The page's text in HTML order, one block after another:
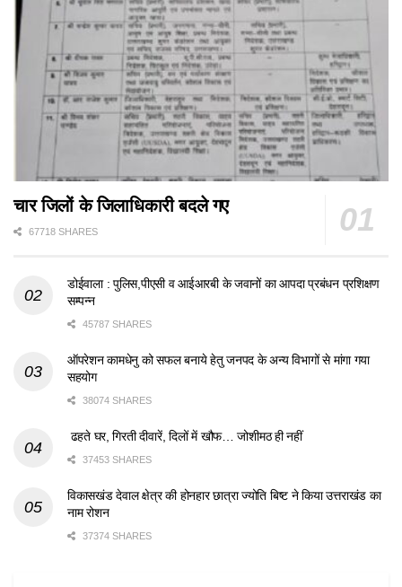
चार जिलों के जिलाधिकारी बदले गए
67718 SHARES
डोईवाला : पुलिस,पीएसी व आईआरबी के जवानों का आपदा प्रबंधन प्रशिक्षण
सम्पन्न
45787 SHARES
ऑपरेशन कामधेनु को सफल बनाये हेतु जनपद के अन्य विभागों से मांगा गया
सहयोग
38074 SHARES
ढहते घर, गिरती दीवारें, दिलों में खौफ… जोशीमठ ही नहीं
37453 SHARES
विकासखंड देवाल क्षेत्र की होनहार छात्रा ज्योति बिष्ट ने किया उत्तराखंड का
नाम रोशन
37374 SHARES